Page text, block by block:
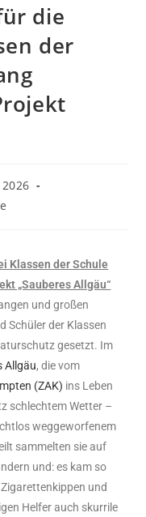
die
der
Klassen der Schule
„Sauberes Allgäu“
und großen
Schüler der Klassen
gesetzt. Im
Allgäu, die vom
(ZAK) ins Leben
schlechtem Wetter –
weggeworfenem
sammelten sie auf
und: es kam so
und
Helfer auch skurrile